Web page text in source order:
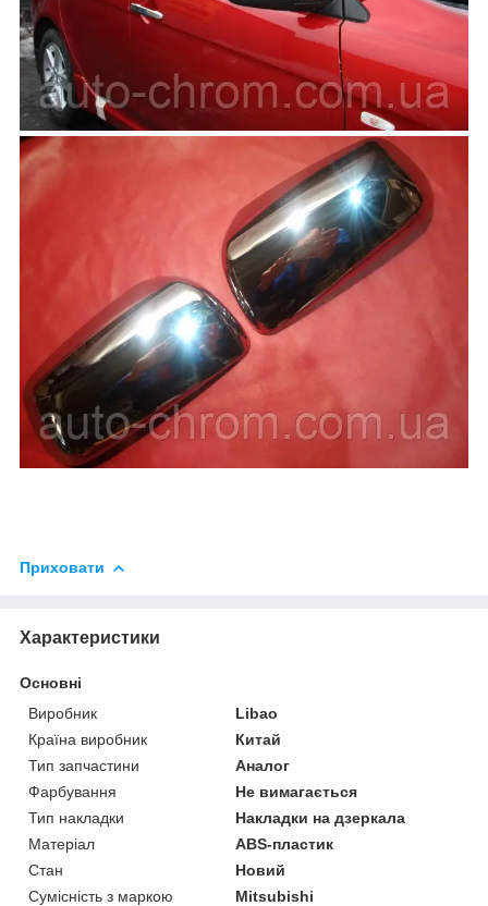
Приховати
Характеристики
Основні
Виробник
Libao
Країна виробник
Китай
Тип запчастини
Аналог
Фарбування
Не вимагається
Тип накладки
Накладки на дзеркала
Матеріал
ABS-пластик
Стан
Новий
Сумісність з маркою
Mitsubishi